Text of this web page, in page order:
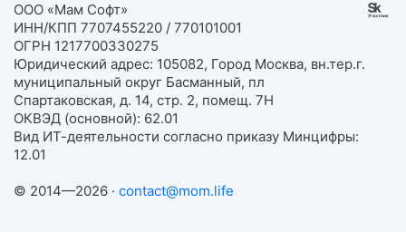
ООО «Мам Софт»
ИНН/КПП 7707455220 / 770101001
ОГРН 1217700330275
Юридический адрес: 105082, Город Москва, вн.тер.г.
муниципальный округ Басманный, пл
Спартаковская, д. 14, стр. 2, помещ. 7Н
ОКВЭД (основной): 62.01
Вид ИТ-деятельности согласно приказу Минцифры:
12.01
© 2014—2026 · contact@mom.life